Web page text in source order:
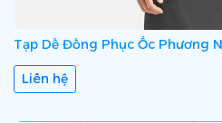
Tạp Dề Đồng Phục Ốc Phương
Liên hệ